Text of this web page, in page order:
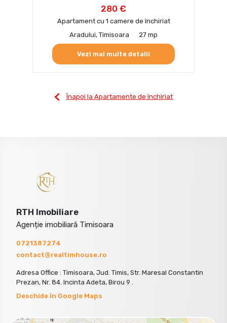
280 €
Apartament cu 1 camere de închiriat
Aradului, Timisoara
27 mp
Vezi mai multe detalii
Înapoi la Apartamente de închiriat
RTH Imobiliare
Agenție imobiliară Timisoara
0721387274
contact@realtimhouse.ro
Adresa Office : Timisoara, Jud. Timis, Str. Maresal Constantin
Prezan, Nr. 84. Incinta Adeta, Birou 9 .
Deschide în Google Maps